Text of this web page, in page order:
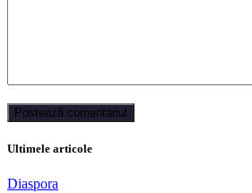
Ultimele articole
Diaspora